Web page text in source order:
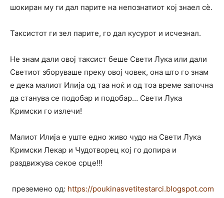
шокиран му ги дал парите на непознатиот кој знаел сè.
Таксистот ги зел парите, го дал кусурот и исчезнал.
Не знам дали овој таксист беше Свети Лука или дали
Светиот зборуваше преку овој човек, она што го знам
е дека малиот Илија од таа ноќ и од тоа време започна
да станува се подобар и подобар… Свети Лука
Кримски го излечи!
Малиот Илија е уште едно живо чудо на Свети Лука
Кримски Лекар и Чудотворец кој го допира и
раздвижува секое срце!!!
преземено од: https://poukinasvetitestarci.blogspot.com